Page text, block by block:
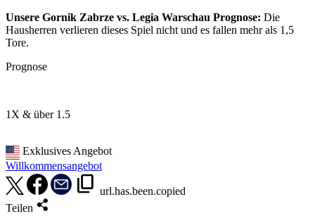
Unsere Gornik Zabrze vs. Legia Warschau Prognose: Die
Hausherren verlieren dieses Spiel nicht und es fallen mehr als 1,5
Tore.
Prognose
1X & über 1.5
Exklusives Angebot
Willkommensangebot
url.has.been.copied
Teilen